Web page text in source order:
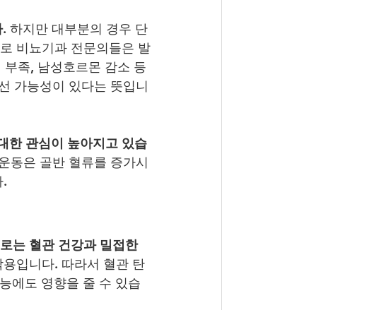
. 하지만 대부분의 경우 단
비뇨기과 전문의들은 발
족, 남성호르몬 감소 등
가능성이 있다는 뜻입니
한 관심이 높아지고 있습
동은 골반 혈류를 증가시
.
는 혈관 건강과 밀접한
입니다. 따라서 혈관 탄
에도 영향을 줄 수 있습